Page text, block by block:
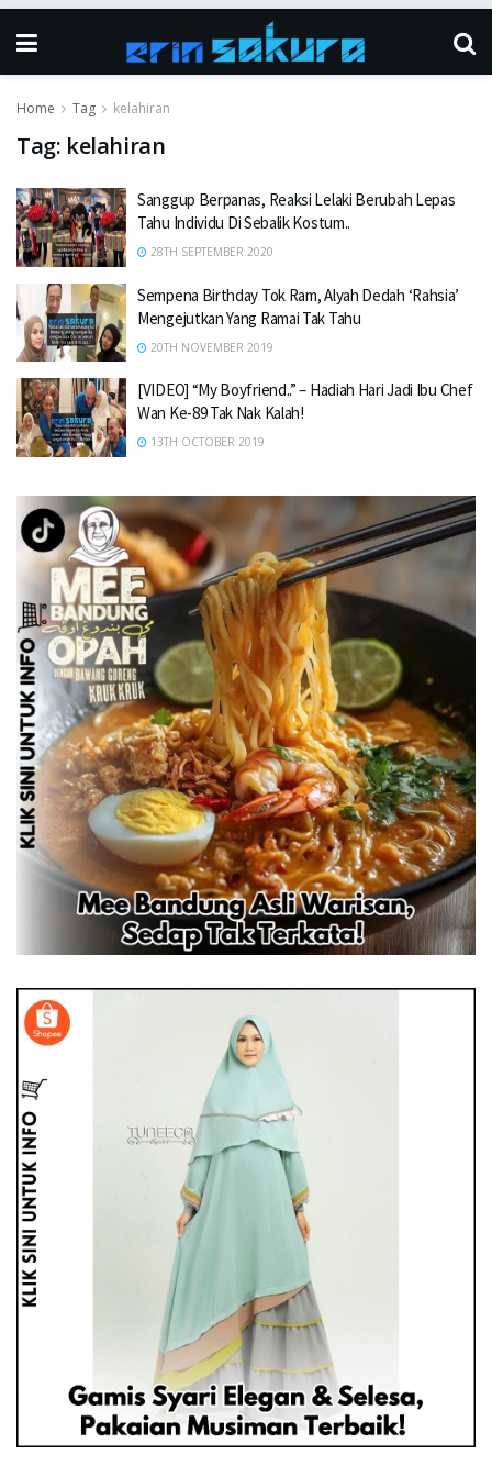
Home Tag kelahiran
Tag: kelahiran
Sanggup Berpanas, Reaksi Lelaki Berubah Lepas
Tahu Individu Di Sebalik Kostum..
28TH SEPTEMBER 2020
Sempena Birthday Tok Ram, Alyah Dedah ‘Rahsia’
Mengejutkan Yang Ramai Tak Tahu
20TH NOVEMBER 2019
[VIDEO] “My Boyfriend..” – Hadiah Hari Jadi Ibu Chef
Wan Ke-89 Tak Nak Kalah!
13TH OCTOBER 2019